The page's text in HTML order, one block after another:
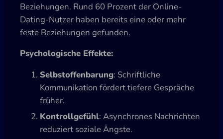
Beziehungen. Rund 60 Prozent der Online-
Dating-Nutzer haben bereits eine oder mehr
feste Beziehungen gefunden.
Psychologische Effekte:
Selbstoffenbarung: Schriftliche
Kommunikation fördert tiefere Gespräche
früher.
Kontrollgefühl: Asynchrones Nachrichten
reduziert soziale Ängste.